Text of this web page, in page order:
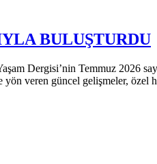
BULUŞTURDU
Temmuz 2026
veren güncel gelişmeler, özel